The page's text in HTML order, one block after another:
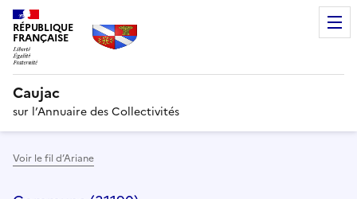
RÉPUBLIQUE
FRANÇAISE
Caujac
sur l’Annuaire des Collectivités
Voir le fil d’Ariane